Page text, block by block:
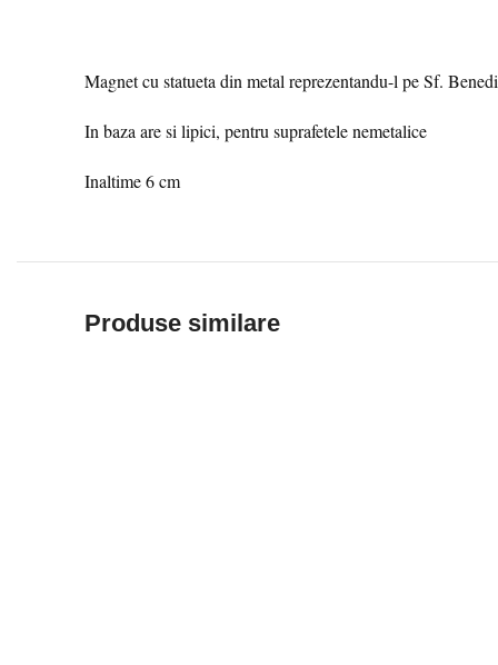
Magnet cu statueta din metal reprezentandu-l pe Sf.
In baza are si lipici, pentru suprafetele nemetalice
Inaltime 6 cm
Produse similare